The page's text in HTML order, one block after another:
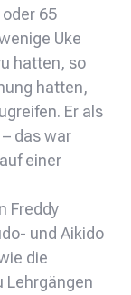
65
Uke
hatten, so
hatten,
Er als
das war
einer
Freddy
und Aikido
die
Lehrgängen